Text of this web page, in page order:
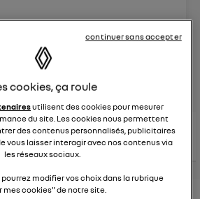
mars 2025à16:30
RENAULT
consultez les
conseils
similaires
voir tous les
conseils
cookies, ça roule
utilisent des cookies pour mesurer
du site. Les cookies nous permettent
des contenus personnalisés, publicitaires
vous laisser interagir avec nos contenus via
les réseaux sociaux.
modifier vos choix dans la rubrique
mes cookies" de notre site.
continuer sans accepter